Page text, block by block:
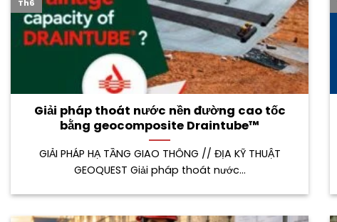
Giải pháp thoát nước nền đường cao tốc
bằng geocomposite Draintube™
GIẢI PHÁP HẠ TẦNG GIAO THÔNG // ĐỊA KỸ THUẬT
GEOQUEST Giải pháp thoát nước...